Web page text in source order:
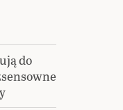
do